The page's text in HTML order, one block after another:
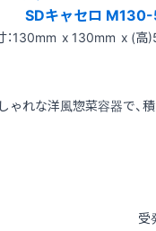
SDキャセロ
：130mm x 130mm x (高
ゃれな洋風惣菜容器で、
受